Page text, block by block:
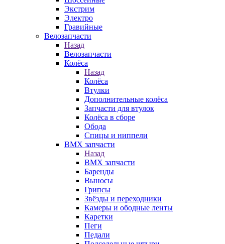
Экстрим
Электро
Гравийные
Велозапчасти
Назад
Велозапчасти
Колёса
Назад
Колёса
Втулки
Дополнительные колёса
Запчасти для втулок
Колёса в сборе
Обода
Спицы и ниппели
BMX запчасти
Назад
BMX запчасти
Баренды
Выносы
Грипсы
Звёзды и переходники
Камеры и ободные ленты
Каретки
Пеги
Педали